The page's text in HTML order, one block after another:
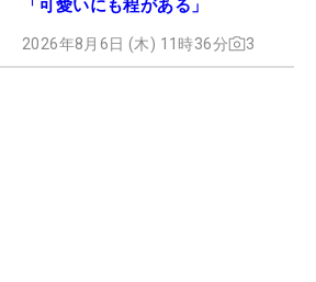
「可愛いにも程がある」
2026年8月6日 (木) 11時36分 3